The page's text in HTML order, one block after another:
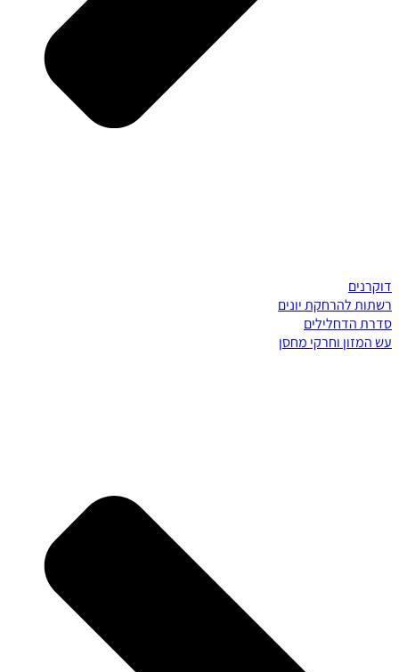
דוקרנים
רשתות להרחקת יונים
סדרת הדחלילים
עש המזון וחרקי מחסן